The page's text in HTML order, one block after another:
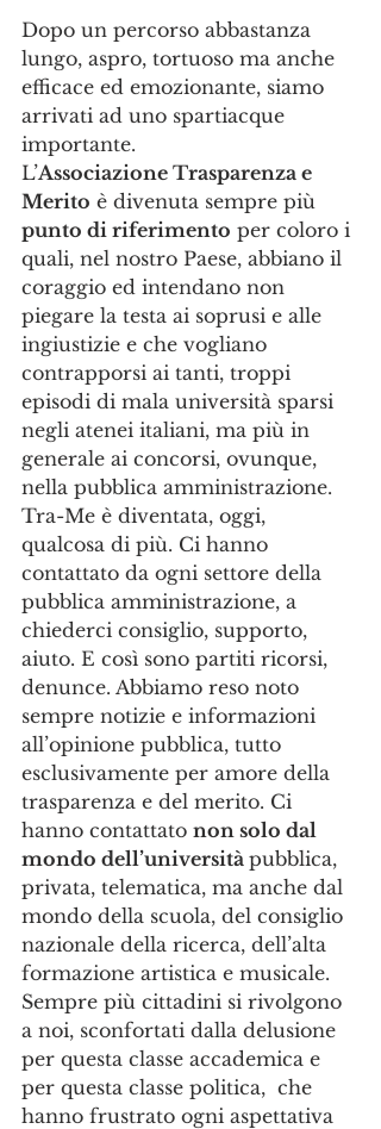
Dopo un percorso abbastanza
lungo, aspro, tortuoso ma anche
efficace ed emozionante, siamo
arrivati ad uno spartiacque
importante.
L’Associazione Trasparenza e
Merito è divenuta sempre più
punto di riferimento per coloro i
quali, nel nostro Paese, abbiano il
coraggio ed intendano non
piegare la testa ai soprusi e alle
ingiustizie e che vogliano
contrapporsi ai tanti, troppi
episodi di mala università sparsi
negli atenei italiani, ma più in
generale ai concorsi, ovunque,
nella pubblica amministrazione.
Tra-Me è diventata, oggi,
qualcosa di più. Ci hanno
contattato da ogni settore della
pubblica amministrazione, a
chiederci consiglio, supporto,
aiuto. E così sono partiti ricorsi,
denunce. Abbiamo reso noto
sempre notizie e informazioni
all’opinione pubblica, tutto
esclusivamente per amore della
trasparenza e del merito. Ci
hanno contattato non solo dal
mondo dell’università pubblica,
privata, telematica, ma anche dal
mondo della scuola, del consiglio
nazionale della ricerca, dell’alta
formazione artistica e musicale.
Sempre più cittadini si rivolgono
a noi, sconfortati dalla delusione
per questa classe accademica e
per questa classe politica,  che
hanno frustrato ogni aspettativa